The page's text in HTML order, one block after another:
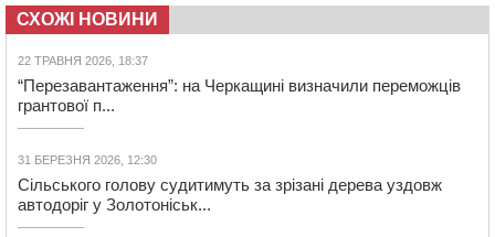
СХОЖІ НОВИНИ
22 ТРАВНЯ 2026, 18:37
“Перезавантаження”: на Черкащині визначили переможців
грантової п...
31 БЕРЕЗНЯ 2026, 12:30
Сільського голову судитимуть за зрізані дерева уздовж
автодоріг у Золотоніськ...